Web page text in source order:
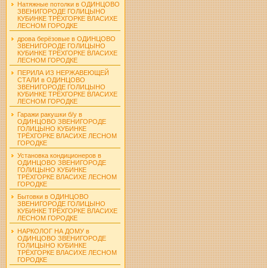
Натяжные потолки в ОДИНЦОВО
ЗВЕНИГОРОДЕ ГОЛИЦЫНО
КУБИНКЕ ТРЁХГОРКЕ ВЛАСИХЕ
ЛЕСНОМ ГОРОДКЕ
дрова берёзовые в ОДИНЦОВО
ЗВЕНИГОРОДЕ ГОЛИЦЫНО
КУБИНКЕ ТРЁХГОРКЕ ВЛАСИХЕ
ЛЕСНОМ ГОРОДКЕ
ПЕРИЛА ИЗ НЕРЖАВЕЮЩЕЙ
СТАЛИ в ОДИНЦОВО
ЗВЕНИГОРОДЕ ГОЛИЦЫНО
КУБИНКЕ ТРЁХГОРКЕ ВЛАСИХЕ
ЛЕСНОМ ГОРОДКЕ
Гаражи ракушки б/у в
ОДИНЦОВО ЗВЕНИГОРОДЕ
ГОЛИЦЫНО КУБИНКЕ
ТРЁХГОРКЕ ВЛАСИХЕ ЛЕСНОМ
ГОРОДКЕ
Установка кондиционеров в
ОДИНЦОВО ЗВЕНИГОРОДЕ
ГОЛИЦЫНО КУБИНКЕ
ТРЁХГОРКЕ ВЛАСИХЕ ЛЕСНОМ
ГОРОДКЕ
Бытовки в ОДИНЦОВО
ЗВЕНИГОРОДЕ ГОЛИЦЫНО
КУБИНКЕ ТРЁХГОРКЕ ВЛАСИХЕ
ЛЕСНОМ ГОРОДКЕ
НАРКОЛОГ НА ДОМУ в
ОДИНЦОВО ЗВЕНИГОРОДЕ
ГОЛИЦЫНО КУБИНКЕ
ТРЁХГОРКЕ ВЛАСИХЕ ЛЕСНОМ
ГОРОДКЕ